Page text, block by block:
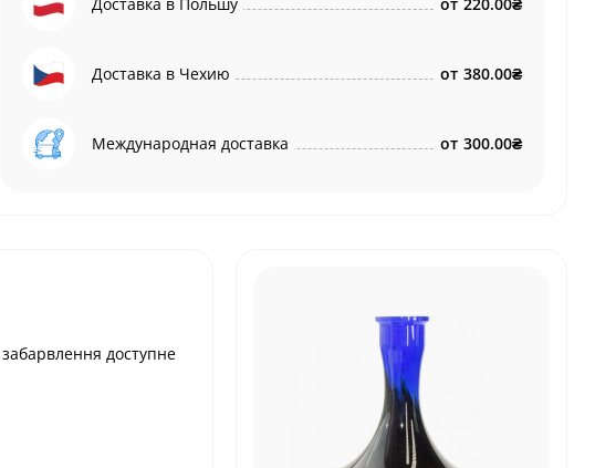
Доставка в Чехию от 380.00₴
Международная доставка от 300.00₴
доступне